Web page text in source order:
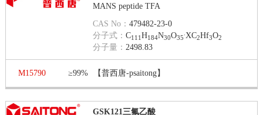
MANS peptide TFA
CAS No：479482-23-0
分子式：C111H184N30O35 XC2Hf3O2
分子量：2498.83
M15790 ≥99% 【普西唐-psaitong】
GSK121三氟乙酸